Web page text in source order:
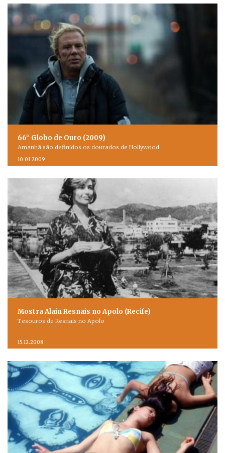
66° Globo de Ouro (2009)
Amanhã são definidos os dourados de Hollywood
10.01.2009
Mostra Alain Resnais no Apolo (Recife)
Tesouros de Resnais no Apolo
15.12.2008